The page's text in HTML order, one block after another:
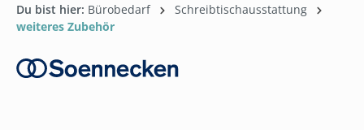
Du bist hier: Bürobedarf
Schreibtischausstattung
weiteres Zubehör